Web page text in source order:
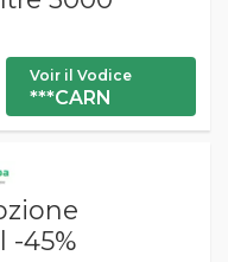
Voir il Vodice
***CARN
-45%